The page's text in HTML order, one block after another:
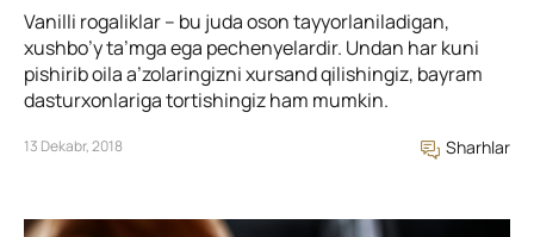
Vanilli rogaliklar – bu juda oson tayyorlaniladigan,
xushbo’y ta’mga ega pechenyelardir. Undan har kuni
pishirib oila a’zolaringizni xursand qilishingiz, bayram
dasturxonlariga tortishingiz ham mumkin.
13 Dekabr, 2018 Sharhlar